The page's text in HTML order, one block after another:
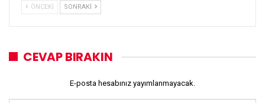
ÖNCEKI SONRAKI
CEVAP BIRAKIN
E-posta hesabınız yayımlanmayacak.